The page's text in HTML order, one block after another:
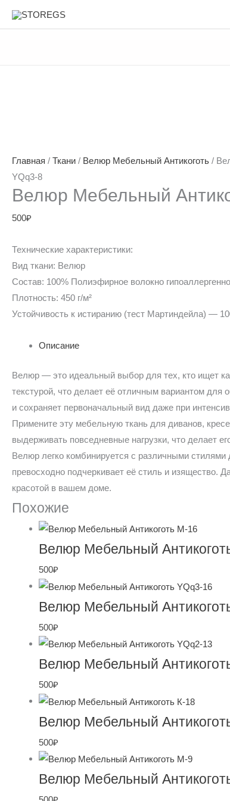
Главная / Ткани / Велюр Мебельный Антикоготь /
YQq3-8
Велюр Мебельный
500₽
Технические характеристики:
Вид ткани: Велюр
Состав: 100% Полиэфирное волокно
Плотность: 450 г/м²
Устойчивость к истиранию (тест Мартиндейла) —
Описание
Велюр — это идеальный выбор для тех, кто ищет
текстурой, что делает её отличным вариантом для
и сохраняет первоначальный вид даже при
Примените эту мебельную ткань для диванов,
выдерживать повседневные нагрузки, что делает
Велюр легко комбинируется с различными
превосходно подчеркивает её стиль и
красотой в вашем доме.
Похожие
Велюр Мебельный
500₽
Велюр Мебельный
500₽
Велюр Мебельный
500₽
Велюр Мебельный
500₽
Велюр Мебельный